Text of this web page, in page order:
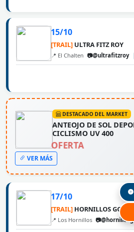
15/10
[TRAIL] ULTRA FITZ ROY
📍 El Chalten 📷@ultrafitzroy
DESTACADO DEL MARKET
ANTEOJO DE SOL
CICLISMO UV 400
OFERTA
VER MÁS
17/10
[TRAIL] HORNILLOS
📍 Los Hornillos